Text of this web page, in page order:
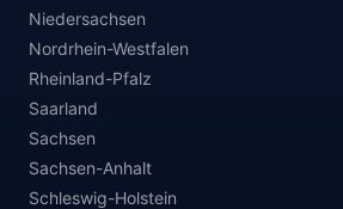
Niedersachsen
Nordrhein-Westfalen
Rheinland-Pfalz
Saarland
Sachsen
Sachsen-Anhalt
Schleswig-Holstein